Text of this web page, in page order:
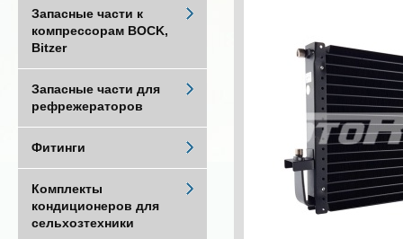
Запасные части к
компрессорам BOCK,
Bitzer
Запасные части для
рефрежераторов
Фитинги
Комплекты
кондиционеров для
сельхозтехники